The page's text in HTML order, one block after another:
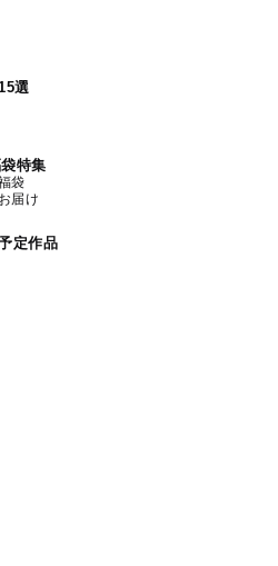
選
特集
袋
届け
定作品